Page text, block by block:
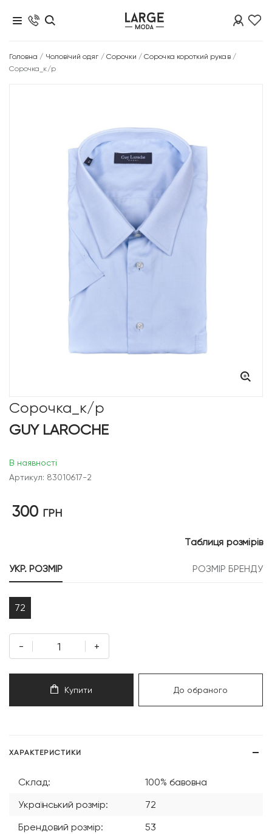
Головна / Чоловічий одяг / Сорочки /Сорочка короткий рукав/
Сорочка_к/р
Сорочка_к/р
GUY LAROCHE
В наявності
Артикул: 83010617-2
300 ГРН
УКР. РОЗМІР РОЗМІР БРЕНДУ
Таблиця розмірів
72
- +
Купити До обраного
ХАРАКТЕРИСТИКИ
Склад:
100% бавовна
Український розмір:
72
Брендовий розмір:
53